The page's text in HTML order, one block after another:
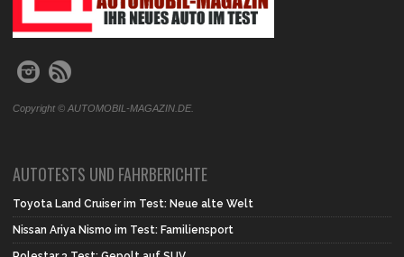
Copyright © AUTOMOBIL-MAGAZIN.DE.
AUTOTESTS UND FAHRBERICHTE
Toyota Land Cruiser im Test: Neue alte Welt
Nissan Ariya Nismo im Test: Familiensport